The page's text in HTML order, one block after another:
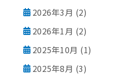
2026年3月 (2)
2026年1月 (2)
2025年10月 (1)
2025年8月 (3)